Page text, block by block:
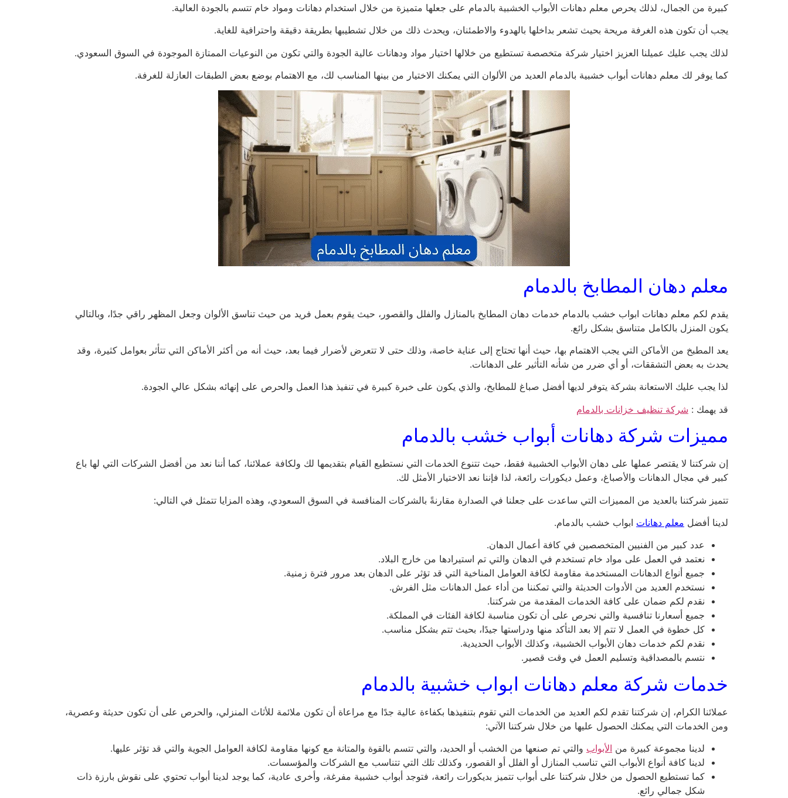
كبيرة من الجمال، لذلك يحرص معلم دهانات الأبواب الخشبية بالدمام على جعلها متميزة من خلال استخدام دهانات ومواد خام تتسم بالجودة العالية.
يجب أن تكون هذه الغرفة مريحة بحيث تشعر بداخلها بالهدوء والاطمئنان، ويحدث ذلك من خلال تشطيبها بطريقة دقيقة واحترافية للغاية.
لذلك يجب عليك عميلنا العزيز اختيار شركة متخصصة تستطيع من خلالها اختيار مواد ودهانات عالية الجودة والتي تكون من النوعيات الممتازة الموجودة في السوق السعودي.
كما يوفر لك معلم دهانات أبواب خشبية بالدمام العديد من الألوان التي يمكنك الاختيار من بينها المناسب لك، مع الاهتمام بوضع بعض الطبقات العازلة للغرفة.
معلم دهان المطابخ بالدمام
يقدم لكم معلم دهانات ابواب خشب بالدمام خدمات دهان المطابخ بالمنازل والفلل والقصور، حيث يقوم بعمل فريد من حيث تناسق الألوان وجعل المظهر راقي جدًا، وبالتالي
يكون المنزل بالكامل متناسق بشكل رائع.
يعد المطبخ من الأماكن التي يجب الاهتمام بها، حيث أنها تحتاج إلى عناية خاصة، وذلك حتى لا تتعرض لأضرار فيما بعد، حيث أنه من أكثر الأماكن التي تتأثر بعوامل كثيرة، وقد
يحدث به بعض التشققات، أو أي ضرر من شأنه التأثير على الدهانات.
لذا يجب عليك الاستعانة بشركة يتوفر لديها أفضل صباغ للمطابخ، والذي يكون على خبرة كبيرة في تنفيذ هذا العمل والحرص على إنهائه بشكل عالي الجودة.
قد يهمك : شركة تنظيف خزانات بالدمام
مميزات شركة دهانات أبواب خشب بالدمام
إن شركتنا لا يقتصر عملها على دهان الأبواب الخشبية فقط، حيث تتنوع الخدمات التي نستطيع القيام بتقديمها لك ولكافة عملائنا، كما أننا نعد من أفضل الشركات التي لها باع
كبير في مجال الدهانات والأصباغ، وعمل ديكورات رائعة، لذا فإننا نعد الاختيار الأمثل لك.
تتميز شركتنا بالعديد من المميزات التي ساعدت على جعلنا في الصدارة مقارنةً بالشركات المنافسة في السوق السعودي، وهذه المزايا تتمثل في التالي:
لدينا أفضل معلم دهانات ابواب خشب بالدمام.
عدد كبير من الفنيين المتخصصين في كافة أعمال الدهان.
نعتمد في العمل على مواد خام تستخدم في الدهان والتي تم استيرادها من خارج البلاد.
جميع أنواع الدهانات المستخدمة مقاومة لكافة العوامل المناخية التي قد تؤثر على الدهان بعد مرور فترة زمنية.
نستخدم العديد من الأدوات الحديثة والتي تمكننا من أداء عمل الدهانات مثل الفرش.
نقدم لكم ضمان على كافة الخدمات المقدمة من شركتنا.
جميع أسعارنا تنافسية والتي نحرص على أن تكون مناسبة لكافة الفئات في المملكة.
كل خطوة في العمل لا تتم إلا بعد التأكد منها ودراستها جيدًا، بحيث تتم بشكل مناسب.
نقدم لكم خدمات دهان الأبواب الخشبية، وكذلك الأبواب الحديدية.
نتسم بالمصداقية وتسليم العمل في وقت قصير.
خدمات شركة معلم دهانات ابواب خشبية بالدمام
عملائنا الكرام، إن شركتنا تقدم لكم العديد من الخدمات التي تقوم بتنفيذها بكفاءة عالية جدًا مع مراعاة أن تكون ملائمة للأثاث المنزلي، والحرص على أن تكون حديثة وعصرية،
ومن الخدمات التي يمكنك الحصول عليها من خلال شركتنا الآتي:
لدينا مجموعة كبيرة من الأبواب والتي تم صنعها من الخشب أو الحديد، والتي تتسم بالقوة والمتانة مع كونها مقاومة لكافة العوامل الجوية والتي قد تؤثر عليها.
لدينا كافة أنواع الأبواب التي تناسب المنازل أو الفلل أو القصور، وكذلك تلك التي تتناسب مع الشركات والمؤسسات.
كما تستطيع الحصول من خلال شركتنا على أبواب تتميز بديكورات رائعة، فتوجد أبواب خشبية مفرغة، وأخرى عادية، كما يوجد لدينا أبواب تحتوي على نقوش بارزة ذات
شكل جمالي رائع.